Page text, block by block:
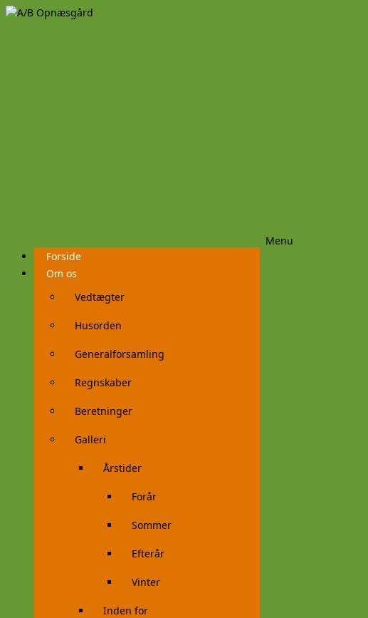
Menu
Videre
til
indhold
Forside
Om os
Vedtægter
Husorden
Generalforsamling
Regnskaber
Beretninger
Galleri
Årstider
Forår
Sommer
Efterår
Vinter
Inden for